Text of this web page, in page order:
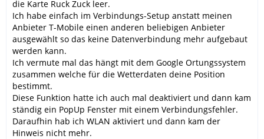
die Karte Ruck Zuck leer.
Ich habe einfach im Verbindungs-Setup anstatt meinen
Anbieter T-Mobile einen anderen beliebigen Anbieter
ausgewählt so das keine Datenverbindung mehr aufgebaut
werden kann.
Ich vermute mal das hängt mit dem Google Ortungssystem
zusammen welche für die Wetterdaten deine Position
bestimmt.
Diese Funktion hatte ich auch mal deaktiviert und dann kam
ständig ein PopUp Fenster mit einem Verbindungsfehler.
Daraufhin hab ich WLAN aktiviert und dann kam der
Hinweis nicht mehr.